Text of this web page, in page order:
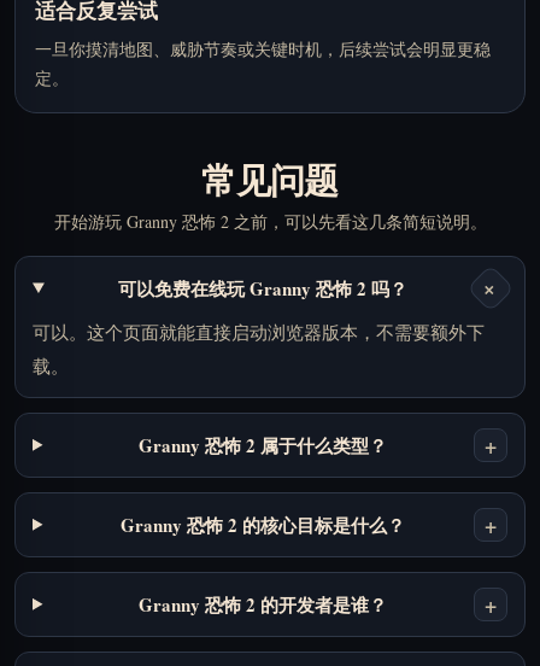
适合反复尝试
一旦你摸清地图、威胁节奏或关键时机，后续尝试会明显更稳
定。
常见问题
开始游玩 Granny 恐怖 2 之前，可以先看这几条简短说明。
可以免费在线玩 Granny 恐怖 2 吗？ +
可以。这个页面就能直接启动浏览器版本，不需要额外下
载。
Granny 恐怖 2 属于什么类型？ +
Granny 恐怖 2 的核心目标是什么？ +
Granny 恐怖 2 的开发者是谁？ +